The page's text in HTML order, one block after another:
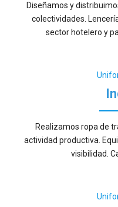
Diseñamos y
colectividades.
sector hotelero y
Realizamos ropa de
actividad productiva.
visibilidad.